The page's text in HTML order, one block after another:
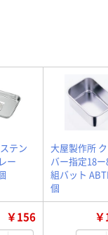
テン
ー
大屋製作所
バー指定18
組バット
個
￥156